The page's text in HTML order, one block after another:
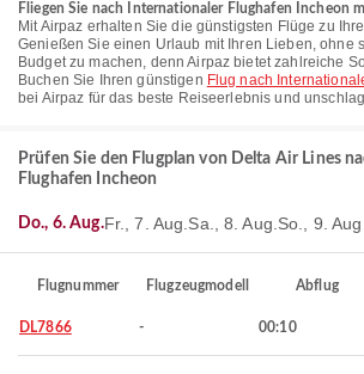
Fliegen Sie nach Internationaler Flughafen Incheon
Mit Airpaz erhalten Sie die günstigsten Flüge zu
Genießen Sie einen Urlaub mit Ihren Lieben, ohne
Budget zu machen, denn Airpaz bietet zahlreiche
Buchen Sie Ihren günstigen Flug nach
bei Airpaz für das beste Reiseerlebnis und
Prüfen Sie den Flugplan von Delta Air Lines
Flughafen Incheon
Do., 6. Aug.Fr., 7. Aug. Sa., 8. Aug. So., 9. Aug.
Flugnummer Flugzeugmodell Abflug
DL7866 - 00:10